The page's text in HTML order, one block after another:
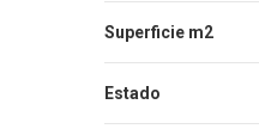
Superficie m2
Estado